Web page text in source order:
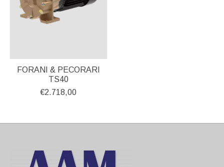
FORANI & PECORARI
TS40
€2.718,00